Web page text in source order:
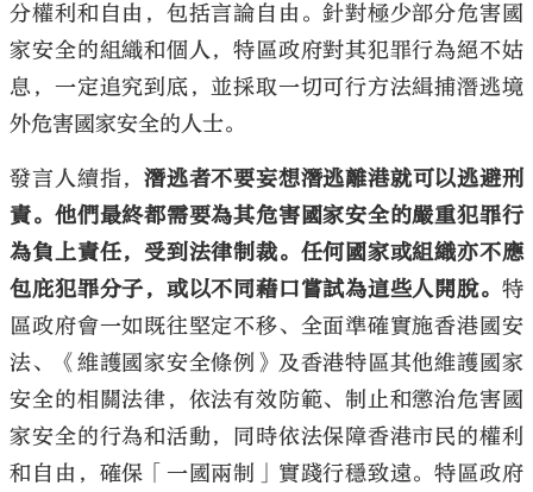
分權利和自由，包括言論自由。針對極少部分危害國
家安全的組織和個人，特區政府對其犯罪行為絕不姑
息，一定追究到底，並採取一切可行方法緝捕潛逃境
外危害國家安全的人士。
發言人續指，潛逃者不要妄想潛逃離港就可以逃避刑
責。他們最終都需要為其危害國家安全的嚴重犯罪行
為負上責任，受到法律制裁。任何國家或組織亦不應
包庇犯罪分子，或以不同藉口嘗試為這些人開脫。 特
區政府會一如既往堅定不移、全面準確實施香港國安
法、《維護國家安全條例》及香港特區其他維護國家
安全的相關法律，依法有效防範、制止和懲治危害國
家安全的行為和活動，同時依法保障香港市民的權利
和自由，確保「一國兩制」實踐行穩致遠。特區政府